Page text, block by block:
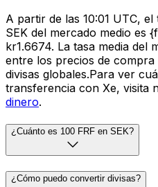
A partir de las 10:01 UTC,
SEK del mercado medio es
kr1.6674. La tasa media del
entre los precios de
divisas globales.Para ver
transferencia con Xe, visita
dinero.
¿Cuánto es 100 FRF en SEK?
¿Cómo puedo convertir divisas?